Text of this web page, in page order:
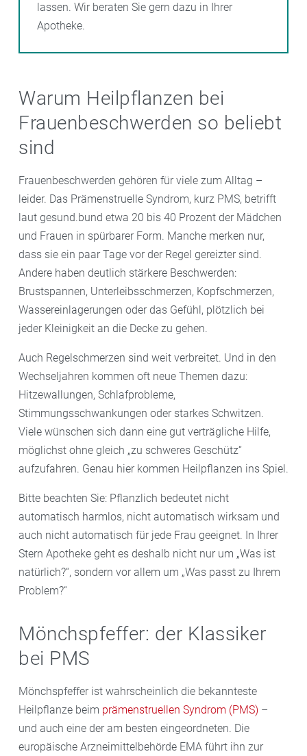
lassen. Wir beraten Sie gern dazu in Ihrer
Apotheke.
Warum Heilpflanzen bei
Frauenbeschwerden so beliebt
sind
Frauenbeschwerden gehören für viele zum Alltag –
leider. Das Prämenstruelle Syndrom, kurz PMS, betrifft
laut gesund.bund etwa 20 bis 40 Prozent der Mädchen
und Frauen in spürbarer Form. Manche merken nur,
dass sie ein paar Tage vor der Regel gereizter sind.
Andere haben deutlich stärkere Beschwerden:
Brustspannen, Unterleibsschmerzen, Kopfschmerzen,
Wassereinlagerungen oder das Gefühl, plötzlich bei
jeder Kleinigkeit an die Decke zu gehen.
Auch Regelschmerzen sind weit verbreitet. Und in den
Wechseljahren kommen oft neue Themen dazu:
Hitzewallungen, Schlafprobleme,
Stimmungsschwankungen oder starkes Schwitzen.
Viele wünschen sich dann eine gut verträgliche Hilfe,
möglichst ohne gleich „zu schweres Geschütz“
aufzufahren. Genau hier kommen Heilpflanzen ins Spiel.
Bitte beachten Sie: Pflanzlich bedeutet nicht
automatisch harmlos, nicht automatisch wirksam und
auch nicht automatisch für jede Frau geeignet. In Ihrer
Stern Apotheke geht es deshalb nicht nur um „Was ist
natürlich?“, sondern vor allem um „Was passt zu Ihrem
Problem?“
Mönchspfeffer: der Klassiker
bei PMS
Mönchspfeffer ist wahrscheinlich die bekannteste
Heilpflanze beim prämenstruellen Syndrom (PMS) –
und auch eine der am besten eingeordneten. Die
europäische Arzneimittelbehörde EMA führt ihn zur